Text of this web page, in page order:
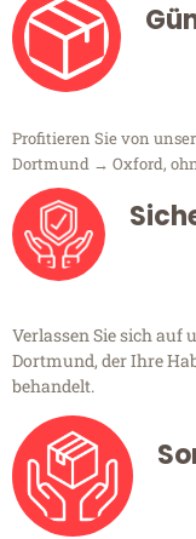
Profitieren Sie von
Dortmund → Oxford,
Verlassen Sie sich auf
Dortmund, der Ihre
behandelt.